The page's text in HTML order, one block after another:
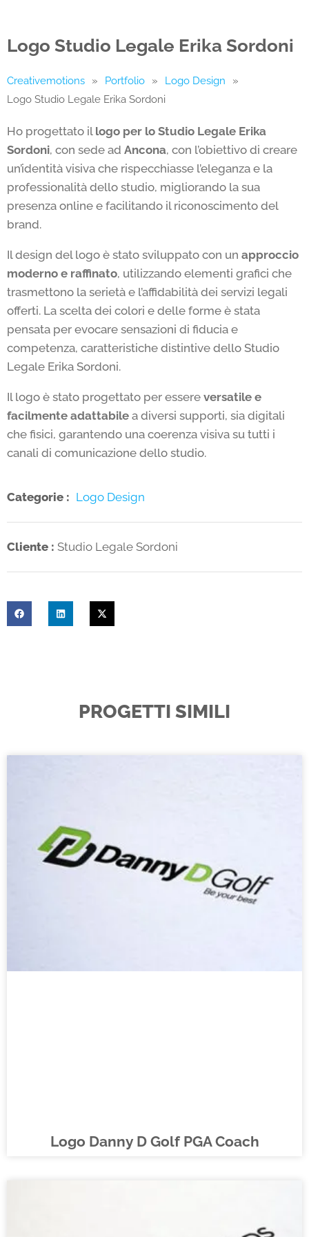
Logo Studio Legale Erika Sordoni
Creativemotions » Portfolio » Logo Design
»
Logo Studio Legale Erika Sordoni
Ho progettato il logo per lo Studio Legale Erika
Sordoni, con sede ad Ancona, con l’obiettivo di creare
un’identità visiva che rispecchiasse l’eleganza e la
professionalità dello studio, migliorando la sua
presenza online e facilitando il riconoscimento del
brand.
Il design del logo è stato sviluppato con un approccio
moderno e raffinato, utilizzando elementi grafici che
trasmettono la serietà e l’affidabilità dei servizi legali
offerti. La scelta dei colori e delle forme è stata
pensata per evocare sensazioni di fiducia e
competenza, caratteristiche distintive dello Studio
Legale Erika Sordoni.
Il logo è stato progettato per essere versatile e
facilmente adattabile a diversi supporti, sia digitali
che fisici, garantendo una coerenza visiva su tutti i
canali di comunicazione dello studio.
Categorie : Logo Design
Cliente : Studio Legale Sordoni
PROGETTI SIMILI
Logo Danny D Golf PGA Coach